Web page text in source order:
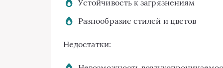
Устойчивость к загрязнениям
Разнообразие стилей и цветов
Недостатки: